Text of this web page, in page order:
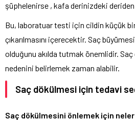
şüphelenirse , kafa derinizdeki
Bu, laboratuar testi için cildin küçük
çıkarılmasını içerecektir. Saç
olduğunu akılda tutmak önemlidir.
nedenini belirlemek zaman alabilir.
Saç dökülmesi için tedavi
Saç dökülmesini önlemek için neler